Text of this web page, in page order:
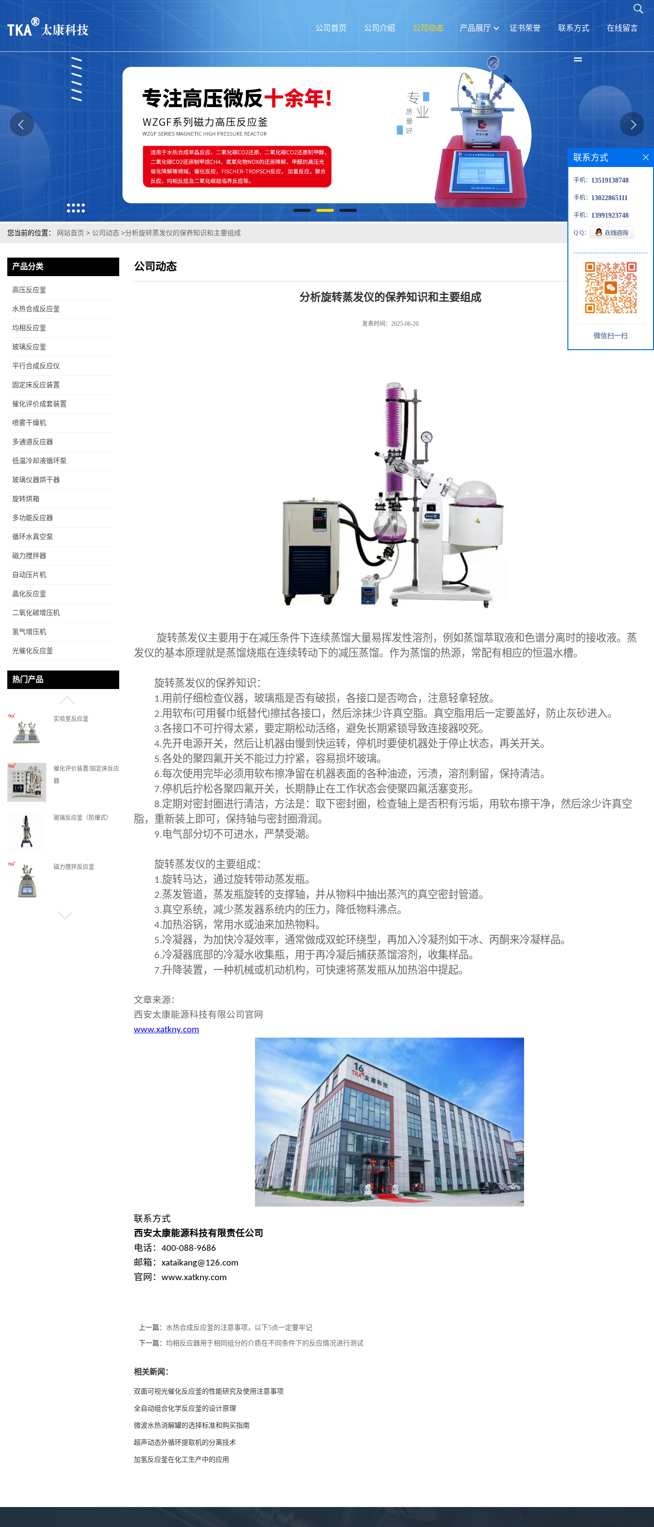
公司首页 公司介绍 公司动态 产品展厅 证书荣誉 联系方式 在线留言
您当前的位置： 网站首页 > 公司动态 >分析旋转蒸发仪的保养知识和主要组成
产品分类
高压反应釜
水热合成反应釜
均相反应釜
玻璃反应釜
平行合成反应仪
固定床反应装置
催化评价成套装置
喷雾干燥机
多通道反应器
低温冷却液循环泵
玻璃仪器烘干器
旋转烘箱
多功能反应器
循环水真空泵
磁力搅拌器
自动压片机
晶化反应釜
二氧化碳增压机
氢气增压机
光催化反应釜
热门产品
微通道反应器
实验室反应釜
催化评价装置/固定床反应
器
玻璃反应釜（防爆式）
磁力搅拌反应釜
公司动态
分析旋转蒸发仪的保养知识和主要组成
发表时间：2025-06-20
旋转蒸发仪主要用于在减压条件下连续蒸馏大量易挥发性溶剂，例如蒸馏萃取液和色谱分离时的接收液。蒸
发仪的基本原理就是蒸馏烧瓶在连续转动下的减压蒸馏。作为蒸馏的热源，常配有相应的恒温水槽。
旋转蒸发仪的保养知识：
1.用前仔细检查仪器，玻璃瓶是否有破损，各接口是否吻合，注意轻拿轻放。
2.用软布(可用餐巾纸替代)擦拭各接口，然后涂抹少许真空脂。真空脂用后一定要盖好，防止灰砂进入。
3.各接口不可拧得太紧，要定期松动活络，避免长期紧锁导致连接器咬死。
4.先开电源开关，然后让机器由慢到快运转，停机时要使机器处于停止状态，再关开关。
5.各处的聚四氟开关不能过力拧紧，容易损坏玻璃。
6.每次使用完毕必须用软布擦净留在机器表面的各种油迹，污渍，溶剂剩留，保持清洁。
7.停机后拧松各聚四氟开关，长期静止在工作状态会使聚四氟活塞变形。
8.定期对密封圈进行清洁，方法是：取下密封圈，检查轴上是否积有污垢，用软布擦干净，然后涂少许真空
脂，重新装上即可，保持轴与密封圈滑润。
9.电气部分切不可进水，严禁受潮。
旋转蒸发仪的主要组成：
1.旋转马达，通过旋转带动蒸发瓶。
2.蒸发管道，蒸发瓶旋转的支撑轴，并从物料中抽出蒸汽的真空密封管道。
3.真空系统，减少蒸发器系统内的压力，降低物料沸点。
4.加热浴锅，常用水或油来加热物料。
5.冷凝器，为加快冷凝效率，通常做成双蛇环绕型，再加入冷凝剂如干冰、丙酮来冷凝样品。
6.冷凝器底部的冷凝水收集瓶，用于再冷凝后捕获蒸馏溶剂，收集样品。
7.升降装置，一种机械或机动机构，可快速将蒸发瓶从加热浴中提起。
文章来源：
西安太康能源科技有限公司官网
www.xatkny.com
联系方式
西安太康能源科技有限责任公司
电话： 400-088-9686
邮箱： xataikang@126.com
官网： www.xatkny.com
上一篇： 水热合成反应釜的注意事项，以下5点一定要牢记
下一篇： 均相反应器用于相同组分的介质在不同条件下的反应情况进行测试
相关新闻：
双面可视光催化反应釜的性能研究及使用注意事项
全自动组合化学反应釜的设计原理
微波水热消解罐的选择标准和购买指南
超声动态外循环提取机的分离技术
加氢反应釜在化工生产中的应用
联系方式
手机： 13519138748
手机： 13022865111
手机： 13991923748
Q Q：
微信扫一扫